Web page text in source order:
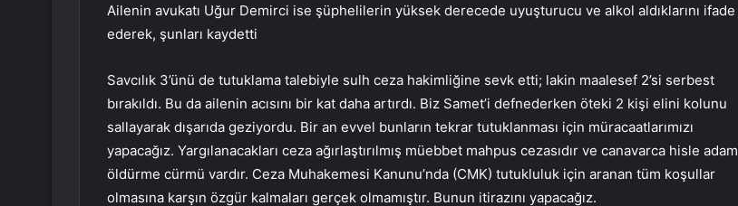
Ailenin avukatı Uğur Demirci ise şüphelilerin yüksek derecede uyuşturucu ve alkol aldıklarını ifade
ederek, şunları kaydetti
Savcılık 3’ünü de tutuklama talebiyle sulh ceza hakimliğine sevk etti; lakin maalesef 2’si serbest
bırakıldı. Bu da ailenin acısını bir kat daha artırdı. Biz Samet’i defnederken öteki 2 kişi elini kolunu
sallayarak dışarıda geziyordu. Bir an evvel bunların tekrar tutuklanması için müracaatlarımızı
yapacağız. Yargılanacakları ceza ağırlaştırılmış müebbet mahpus cezasıdır ve canavarca hisle adam
öldürme cürmü vardır. Ceza Muhakemesi Kanunu’nda (CMK) tutukluluk için aranan tüm koşullar
olmasına karşın özgür kalmaları gerçek olmamıştır. Bunun itirazını yapacağız.